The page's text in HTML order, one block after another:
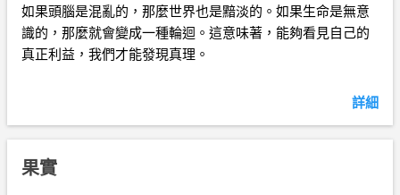
如果頭腦是混亂的，那麼世界也是黯淡的。如果生命是無意
識的，那麼就會變成一種輪迴。這意味著，能夠看見自己的
真正利益，我們才能發現真理。
詳細
果實